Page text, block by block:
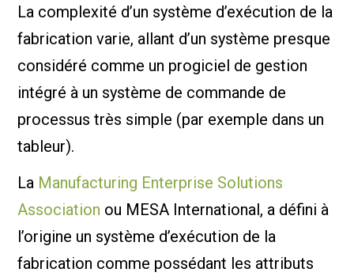
La complexité d’un système d’exécution de la
fabrication varie, allant d’un système presque
considéré comme un progiciel de gestion
intégré à un système de commande de
processus très simple (par exemple dans un
tableur).
La Manufacturing Enterprise Solutions
Association ou MESA International, a défini à
l’origine un système d’exécution de la
fabrication comme possédant les attributs